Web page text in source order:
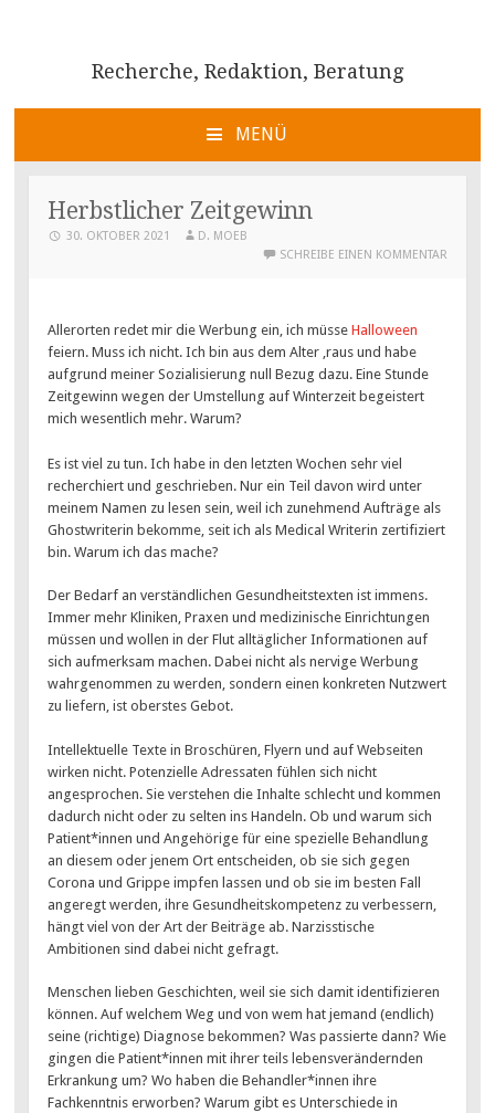
Recherche, Redaktion, Beratung
MENÜ
ZUM
SPRINGEN
Herbstlicher Zeitgewinn
30. OKTOBER 2021
D. MOEB
SCHREIBE EINEN KOMMENTAR
Allerorten redet mir die Werbung ein, ich müsseHalloween
feiern. Muss ich nicht. Ich bin aus dem Alter ‚raus und habe
aufgrund meiner Sozialisierung null Bezug dazu. Eine Stunde
Zeitgewinn wegen der Umstellung auf Winterzeit begeistert
mich wesentlich mehr. Warum?
Es ist viel zu tun. Ich habe in den letzten Wochen sehr viel
recherchiert und geschrieben. Nur ein Teil davon wird unter
meinem Namen zu lesen sein, weil ich zunehmend Aufträge als
Ghostwriterin bekomme, seit ich als Medical Writerin zertifiziert
bin. Warum ich das mache?
Der Bedarf an verständlichen Gesundheitstexten ist immens.
Immer mehr Kliniken, Praxen und medizinische Einrichtungen
müssen und wollen in der Flut alltäglicher Informationen auf
sich aufmerksam machen. Dabei nicht als nervige Werbung
wahrgenommen zu werden, sondern einen konkreten Nutzwert
zu liefern, ist oberstes Gebot.
Intellektuelle Texte in Broschüren, Flyern und auf Webseiten
wirken nicht. Potenzielle Adressaten fühlen sich nicht
angesprochen. Sie verstehen die Inhalte schlecht und kommen
dadurch nicht oder zu selten ins Handeln. Ob und warum sich
Patient*innen und Angehörige für eine spezielle Behandlung
an diesem oder jenem Ort entscheiden, ob sie sich gegen
Corona und Grippe impfen lassen und ob sie im besten Fall
angeregt werden, ihre Gesundheitskompetenz zu verbessern,
hängt viel von der Art der Beiträge ab. Narzisstische
Ambitionen sind dabei nicht gefragt.
Menschen lieben Geschichten, weil sie sich damit identifizieren
können. Auf welchem Weg und von wem hat jemand (endlich)
seine (richtige) Diagnose bekommen? Was passierte dann? Wie
gingen die Patient*innen mit ihrer teils lebensverändernden
Erkrankung um? Wo haben die Behandler*innen ihre
Fachkenntnis erworben? Warum gibt es Unterschiede in